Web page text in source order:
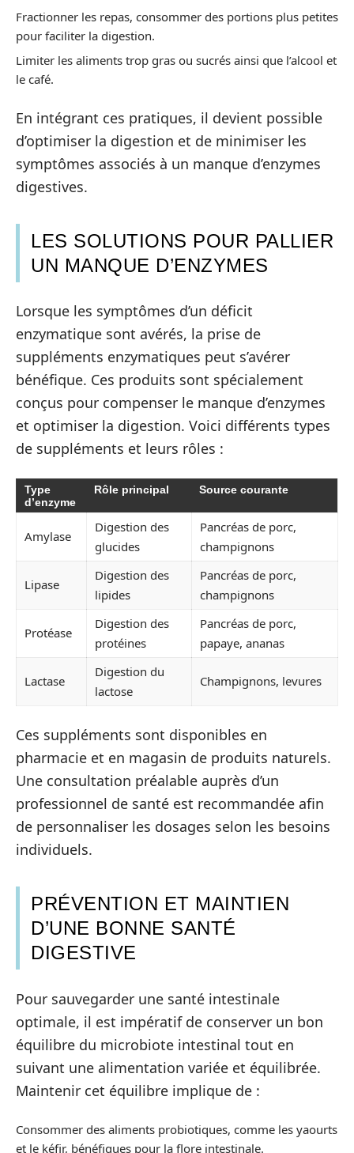
Fractionner les repas, consommer des portions plus petites
pour faciliter la digestion.
Limiter les aliments trop gras ou sucrés ainsi que l’alcool et
le café.
En intégrant ces pratiques, il devient possible
d’optimiser la digestion et de minimiser les
symptômes associés à un manque d’enzymes
digestives.
LES SOLUTIONS POUR PALLIER
UN MANQUE D’ENZYMES
Lorsque les symptômes d’un déficit
enzymatique sont avérés, la prise de
suppléments enzymatiques peut s’avérer
bénéfique. Ces produits sont spécialement
conçus pour compenser le manque d’enzymes
et optimiser la digestion. Voici différents types
de suppléments et leurs rôles :
Type
d’enzyme
Rôle principal Source courante
Amylase
Digestion des
glucides
Pancréas de porc,
champignons
Lipase
Digestion des
lipides
Pancréas de porc,
champignons
Protéase
Digestion des
protéines
Pancréas de porc,
papaye, ananas
Lactase
Digestion du
lactose
Champignons, levures
Ces suppléments sont disponibles en
pharmacie et en magasin de produits naturels.
Une consultation préalable auprès d’un
professionnel de santé est recommandée afin
de personnaliser les dosages selon les besoins
individuels.
PRÉVENTION ET MAINTIEN
D’UNE BONNE SANTÉ
DIGESTIVE
Pour sauvegarder une santé intestinale
optimale, il est impératif de conserver un bon
équilibre du microbiote intestinal tout en
suivant une alimentation variée et équilibrée.
Maintenir cet équilibre implique de :
Consommer des aliments probiotiques, comme les yaourts
et le kéfir, bénéfiques pour la flore intestinale.